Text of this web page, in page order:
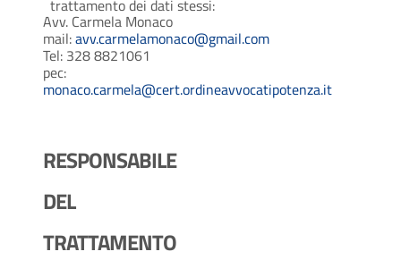
trattamento dei dati stessi:
Avv. Carmela Monaco
mail:avv.carmelamonaco@gmail.com
Tel: 328 8821061
pec:
monaco.carmela@cert.ordineavvocatipotenza.it
RESPONSABILE
DEL
TRATTAMENTO